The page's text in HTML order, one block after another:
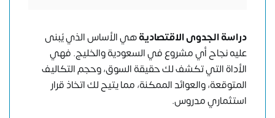
دراسة الجدوى الاقتصاديةهي الأساس الذي يُبنى
عليه نجاح أي مشروع في السعودية والخليج. فهي
الأداة التي تكشف لك حقيقة السوق، وحجم التكاليف
المتوقعة، والعوائد الممكنة، مما يتيح لك اتخاذ قرار
استثماري مدروس.